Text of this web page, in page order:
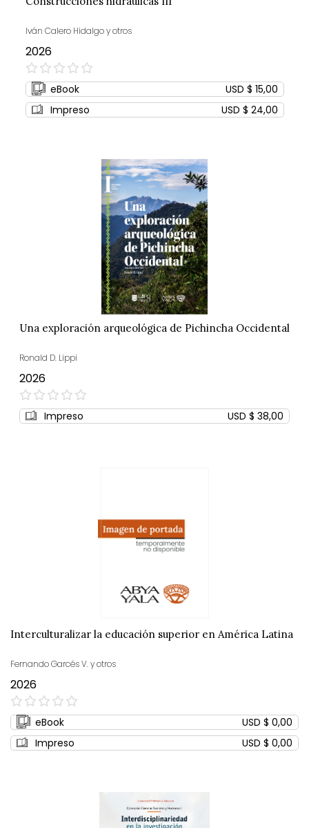
Iván Calero Hidalgo y otros
2026
0%
eBook
USD $ 15,00
Impreso
USD $ 24,00
Una exploración arqueológica de Pichincha Occidental
Ronald D. Lippi
2026
0%
Impreso USD $ 38,00
Interculturalizar la educación superior en América Latina
Fernando Garcés V. y otros
2026
0%
eBook
USD $ 0,00
Impreso
USD $ 0,00